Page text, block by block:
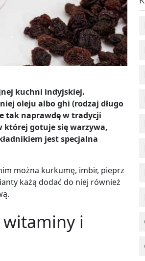
kuchni indyjskiej.
oleju albo ghi (rodzaj długo
tak naprawdę w tradycji
której gotuje się warzywa,
jest specjalna
można kurkumę, imbir, pieprz
każą dodać do niej również
witaminy i